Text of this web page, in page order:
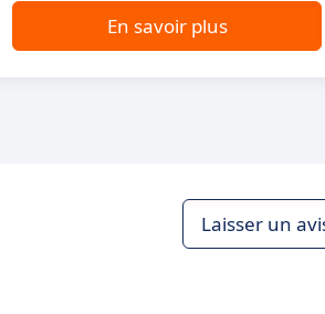
En savoir plus
Laisser un